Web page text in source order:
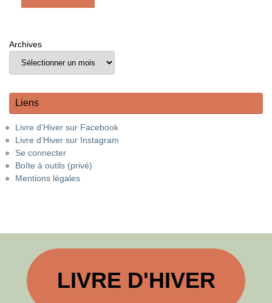
Archives
Liens
Livre d’Hiver sur Facebook
Livre d’Hiver sur Instagram
Se connecter
Boîte à outils (privé)
Mentions légales
LIVRE D'HIVER